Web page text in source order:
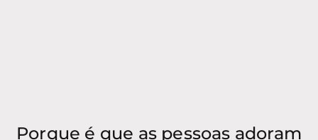
Porque é que as pessoas adoram